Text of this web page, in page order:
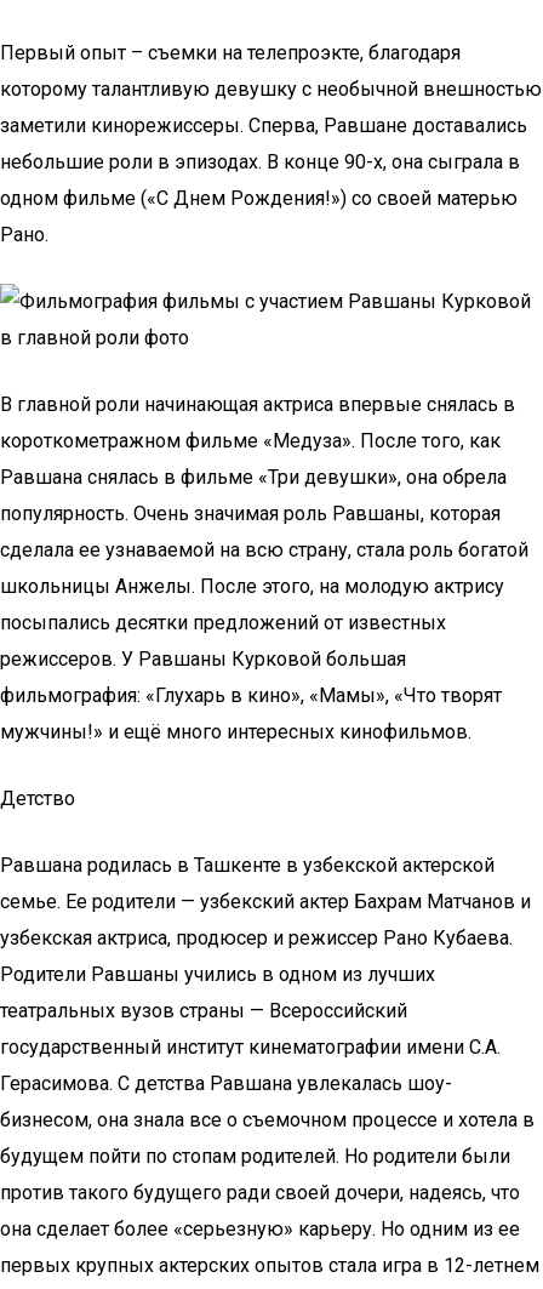
Первый опыт – съемки на телепроэкте, благодаря
которому талантливую девушку с необычной внешностью
заметили кинорежиссеры. Сперва, Равшане доставались
небольшие роли в эпизодах. В конце 90-х, она сыграла в
одном фильме («С Днем Рождения!») со своей матерью
Рано.
В главной роли начинающая актриса впервые снялась в
короткометражном фильме «Медуза». После того, как
Равшана снялась в фильме «Три девушки», она обрела
популярность. Очень значимая роль Равшаны, которая
сделала ее узнаваемой на всю страну, стала роль богатой
школьницы Анжелы. После этого, на молодую актрису
посыпались десятки предложений от известных
режиссеров. У Равшаны Курковой большая
фильмография: «Глухарь в кино», «Мамы», «Что творят
мужчины!» и ещё много интересных кинофильмов.
Детство
Равшана родилась в Ташкенте в узбекской актерской
семье. Ее родители — узбекский актер Бахрам Матчанов и
узбекская актриса, продюсер и режиссер Рано Кубаева.
Родители Равшаны учились в одном из лучших
театральных вузов страны — Всероссийский
государственный институт кинематографии имени С.А.
Герасимова. С детства Равшана увлекалась шоу-
бизнесом, она знала все о съемочном процессе и хотела в
будущем пойти по стопам родителей. Но родители были
против такого будущего ради своей дочери, надеясь, что
она сделает более «серьезную» карьеру. Но одним из ее
первых крупных актерских опытов стала игра в 12-летнем